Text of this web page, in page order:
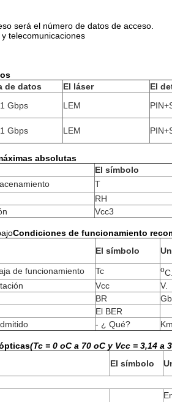
será el número de datos de acceso.
telecomunicaciones
de datos El láser El
Gbps LEM
Gbps LEM
absolutas
El símbolo
T
RH
Vcc3
Condiciones de funcionamiento
El símbolo
de funcionamiento Tc o
Vcc V.
BR
El BER
- ¿ Qué? Km
(Tc = 0 oC a 70 oC y Vcc = 3,14 a
El símbolo